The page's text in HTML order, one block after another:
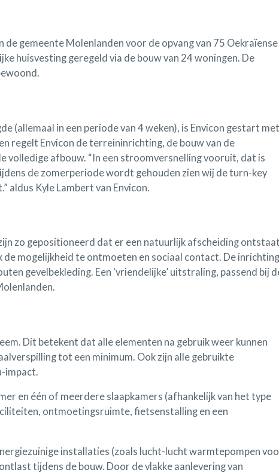
gemeente Molenlanden voor de opvang van 75 Oekraïense
huisvesting geregeld via de bouw van 24 woningen. De
(allemaal in een periode van 4 weken), is Envicon gestart met
regelt Envicon de terreininrichting, de bouw van de
afbouw. “In een stroomversnelling vooruit, dat is
de zomerperiode wordt gehouden zien wij de turn-key
aldus Kyle Lambert van Envicon.
zo gepositioneerd dat er een natuurlijk afscheiding
mogelijkheid te ontmoeten en sociaal contact. De inrichting
gevelbekleding. Een ‘vriendelijke’ uitstraling, passend bij
Dit betekent dat alle elementen na gebruik weer kunnen
tot een minimum. Ook zijn alle gebruikte
impact.
en één of meerdere slaapkamers (afhankelijk van het type
ontmoetingsruimte, fietsenstalling en een
installaties (zoals lucht-lucht warmtepompen
tijdens de bouw. Door de vlakke aanlevering van